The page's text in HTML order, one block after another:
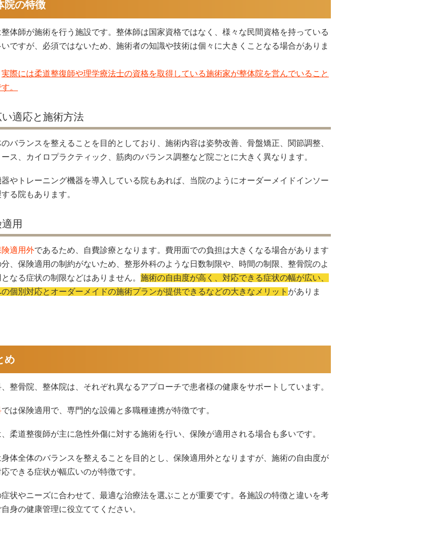
院の特徴
体師が施術を行う施設です。整体師は国家資格ではなく、様々な民間資格を持っている
いですが、必須ではないため、施術者の知識や技術は個々に大きくことなる場合がありま
実際には柔道整復師や理学療法士の資格を取得している施術家が整体院を営んでいること
。
適応と施術方法
バランスを整えることを目的としており、施術内容は姿勢改善、骨盤矯正、関節調整、
ス、カイロプラクティック、筋肉のバランス調整など院ごとに大きく異なります。
やトレーニング機器を導入している院もあれば、当院のようにオーダーメイドインソー
る院もあります。
用
険適用外であるため、自費診療となります。費用面での負担は大きくなる場合があります
、保険適用の制約がないため、整形外科のような日数制限や、時間の制限、整骨院のよ
なる症状の制限などはありません。 施術の自由度が高く、対応できる症状の幅が広い、
個別対応とオーダーメイドの施術プランが提供できるなどの大きなメリット がありま
め
整骨院、整体院は、それぞれ異なるアプローチで患者様の健康をサポートしています。
では保険適用で、専門的な設備と多職種連携が特徴です。
、柔道整復師が主に急性外傷に対する施術を行い、保険が適用される場合も多いです。
身体全体のバランスを整えることを目的とし、保険適用外となりますが、施術の自由度が
できる症状が幅広いのが特徴です。
症状やニーズに合わせて、最適な治療法を選ぶことが重要です。各施設の特徴と違いを考
身の健康管理に役立ててください。